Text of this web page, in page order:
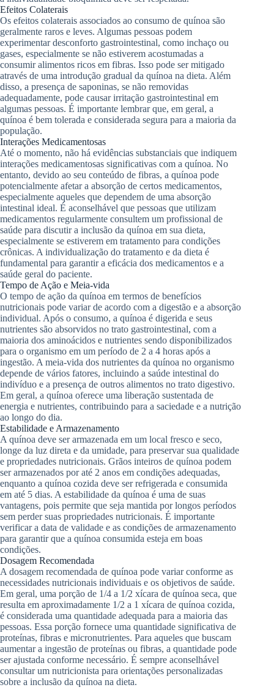
Efeitos Colaterais
Os efeitos colaterais associados ao consumo de quínoa são
geralmente raros e leves. Algumas pessoas podem
experimentar desconforto gastrointestinal, como inchaço ou
gases, especialmente se não estiverem acostumadas a
consumir alimentos ricos em fibras. Isso pode ser mitigado
através de uma introdução gradual da quínoa na dieta. Além
disso, a presença de saponinas, se não removidas
adequadamente, pode causar irritação gastrointestinal em
algumas pessoas. É importante lembrar que, em geral, a
quínoa é bem tolerada e considerada segura para a maioria da
população.
Interações Medicamentosas
Até o momento, não há evidências substanciais que indiquem
interações medicamentosas significativas com a quínoa. No
entanto, devido ao seu conteúdo de fibras, a quínoa pode
potencialmente afetar a absorção de certos medicamentos,
especialmente aqueles que dependem de uma absorção
intestinal ideal. É aconselhável que pessoas que utilizam
medicamentos regularmente consultem um profissional de
saúde para discutir a inclusão da quínoa em sua dieta,
especialmente se estiverem em tratamento para condições
crônicas. A individualização do tratamento e da dieta é
fundamental para garantir a eficácia dos medicamentos e a
saúde geral do paciente.
Tempo de Ação e Meia-vida
O tempo de ação da quínoa em termos de benefícios
nutricionais pode variar de acordo com a digestão e a absorção
individual. Após o consumo, a quínoa é digerida e seus
nutrientes são absorvidos no trato gastrointestinal, com a
maioria dos aminoácidos e nutrientes sendo disponibilizados
para o organismo em um período de 2 a 4 horas após a
ingestão. A meia-vida dos nutrientes da quínoa no organismo
depende de vários fatores, incluindo a saúde intestinal do
indivíduo e a presença de outros alimentos no trato digestivo.
Em geral, a quínoa oferece uma liberação sustentada de
energia e nutrientes, contribuindo para a saciedade e a nutrição
ao longo do dia.
Estabilidade e Armazenamento
A quínoa deve ser armazenada em um local fresco e seco,
longe da luz direta e da umidade, para preservar sua qualidade
e propriedades nutricionais. Grãos inteiros de quínoa podem
ser armazenados por até 2 anos em condições adequadas,
enquanto a quínoa cozida deve ser refrigerada e consumida
em até 5 dias. A estabilidade da quínoa é uma de suas
vantagens, pois permite que seja mantida por longos períodos
sem perder suas propriedades nutricionais. É importante
verificar a data de validade e as condições de armazenamento
para garantir que a quínoa consumida esteja em boas
condições.
Dosagem Recomendada
A dosagem recomendada de quínoa pode variar conforme as
necessidades nutricionais individuais e os objetivos de saúde.
Em geral, uma porção de 1/4 a 1/2 xícara de quínoa seca, que
resulta em aproximadamente 1/2 a 1 xícara de quínoa cozida,
é considerada uma quantidade adequada para a maioria das
pessoas. Essa porção fornece uma quantidade significativa de
proteínas, fibras e micronutrientes. Para aqueles que buscam
aumentar a ingestão de proteínas ou fibras, a quantidade pode
ser ajustada conforme necessário. É sempre aconselhável
consultar um nutricionista para orientações personalizadas
sobre a inclusão da quínoa na dieta.